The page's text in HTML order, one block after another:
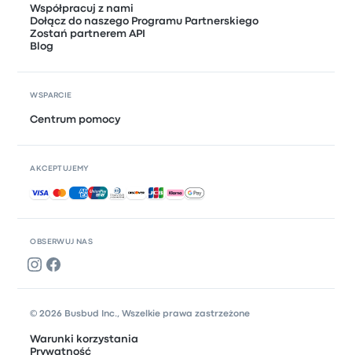
OBSERWUJ NAS
Współpracuj z nami
Dołącz do naszego Programu Partnerskiego
Zostań partnerem API
Blog
WSPARCIE
Centrum pomocy
AKCEPTUJEMY
Akceptowane płatności
© 2026 Busbud Inc., Wszelkie prawa zastrzeżone
Warunki korzystania
Prywatność